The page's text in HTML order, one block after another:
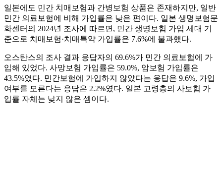
일본에도 민간 치매보험과 간병보험 상품은 존재하지만, 일반
민간 의료보험에 비해 가입률은 낮은 편이다. 일본 생명보험문
화센터의 2024년 조사에 따르면, 민간 생명보험 가입 세대 기
준으로 치매보험·치매특약 가입률은 7.6%에 불과했다.
오스탄스의 조사 결과 응답자의 69.6%가 민간 의료보험에 가
입해 있었다. 사망보험 가입률은 59.0%, 암보험 가입률은
43.5%였다. 민간보험에 가입하지 않았다는 응답은 9.6%, 가입
여부를 모른다는 응답은 2.2%였다. 일본 고령층의 사보험 가
입률 자체는 낮지 않은 셈이다.